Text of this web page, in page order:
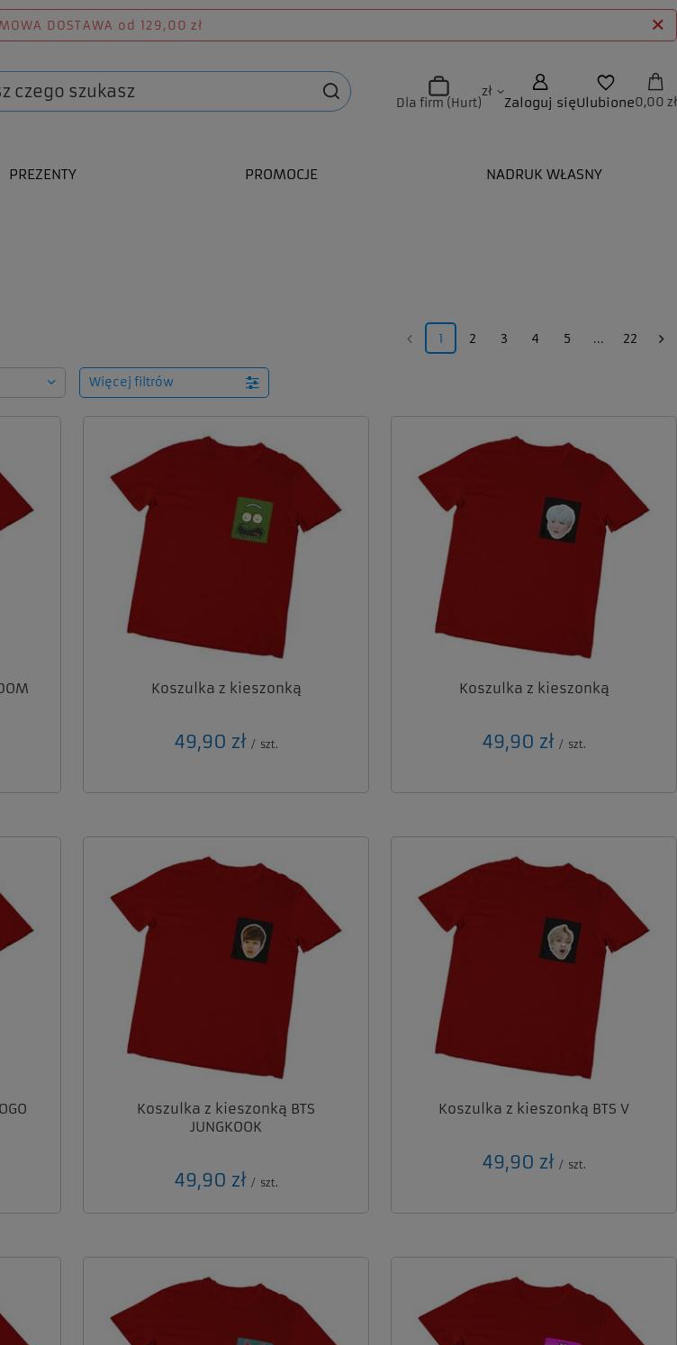
DOSTAWA od 129,00 zł
Dla firm (Hurt)
zł
Zaloguj sięUlubione0,00 zł
PREZENTY PROMOCJE NADRUK WŁASNY
1 2 3 4 5 ... 22
Więcej filtrów
Koszulka z kieszonką
49,90 zł / szt.
Koszulka z kieszonką
49,90 zł / szt.
Koszulka z kieszonką BTS
JUNGKOOK
49,90 zł / szt.
Koszulka z kieszonką BTS V
49,90 zł / szt.